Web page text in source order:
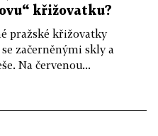
křižovatku?
pražské křižovatky
začerněnými skly a
Na červenou...